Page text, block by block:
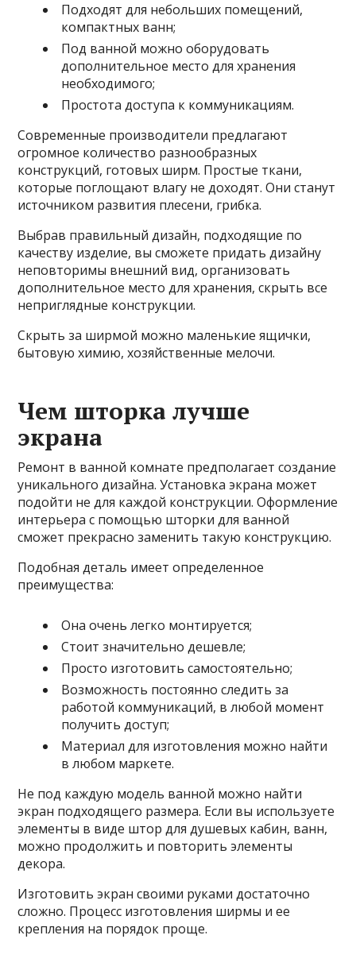
Подходят для небольших помещений,
компактных ванн;
Под ванной можно оборудовать
дополнительное место для хранения
необходимого;
Простота доступа к коммуникациям.
Современные производители предлагают
огромное количество разнообразных
конструкций, готовых ширм. Простые ткани,
которые поглощают влагу не доходят. Они станут
источником развития плесени, грибка.
Выбрав правильный дизайн, подходящие по
качеству изделие, вы сможете придать дизайну
неповторимы внешний вид, организовать
дополнительное место для хранения, скрыть все
неприглядные конструкции.
Скрыть за ширмой можно маленькие ящички,
бытовую химию, хозяйственные мелочи.
Чем шторка лучше
экрана
Ремонт в ванной комнате предполагает создание
уникального дизайна. Установка экрана может
подойти не для каждой конструкции. Оформление
интерьера с помощью шторки для ванной
сможет прекрасно заменить такую конструкцию.
Подобная деталь имеет определенное
преимущества:
Она очень легко монтируется;
Стоит значительно дешевле;
Просто изготовить самостоятельно;
Возможность постоянно следить за
работой коммуникаций, в любой момент
получить доступ;
Материал для изготовления можно найти
в любом маркете.
Не под каждую модель ванной можно найти
экран подходящего размера. Если вы используете
элементы в виде штор для душевых кабин, ванн,
можно продолжить и повторить элементы
декора.
Изготовить экран своими руками достаточно
сложно. Процесс изготовления ширмы и ее
крепления на порядок проще.